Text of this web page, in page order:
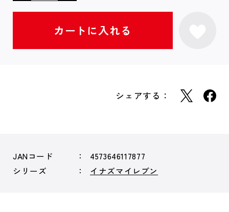
シェアする：
JANコード
4573646117877
シリーズ
イナズマイレブン